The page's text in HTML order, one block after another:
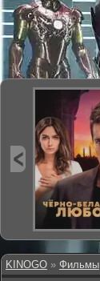
KINOGO » Фильмы